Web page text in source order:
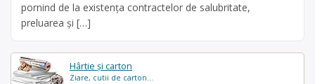
Hârtie și carton
Ziare, cutii de carton...
pornind de la existența contractelor de salubritate,
preluarea și […]